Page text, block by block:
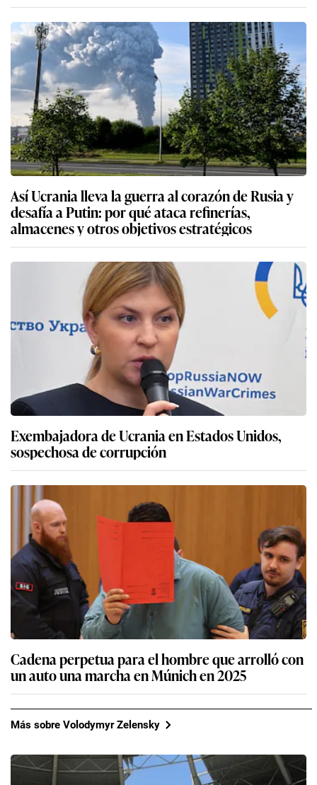
Así Ucrania lleva la guerra al corazón de Rusia y
desafía a Putin: por qué ataca refinerías,
almacenes y otros objetivos estratégicos
Exembajadora de Ucrania en Estados Unidos,
sospechosa de corrupción
Cadena perpetua para el hombre que arrolló con
un auto una marcha en Múnich en 2025
Más sobre Volodymyr Zelensky